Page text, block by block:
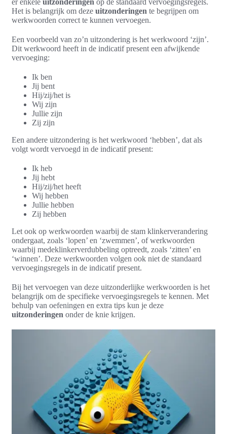
er enkele uitzonderingen op de standaard vervoegingsregels.
Het is belangrijk om deze uitzonderingen te begrijpen om
werkwoorden correct te kunnen vervoegen.
Een voorbeeld van zo’n uitzondering is het werkwoord ‘zijn’.
Dit werkwoord heeft in de indicatif present een afwijkende
vervoeging:
Ik ben
Jij bent
Hij/zij/het is
Wij zijn
Jullie zijn
Zij zijn
Een andere uitzondering is het werkwoord ‘hebben’, dat als
volgt wordt vervoegd in de indicatif present:
Ik heb
Jij hebt
Hij/zij/het heeft
Wij hebben
Jullie hebben
Zij hebben
Let ook op werkwoorden waarbij de stam klinkerverandering
ondergaat, zoals ‘lopen’ en ‘zwemmen’, of werkwoorden
waarbij medeklinkerverdubbeling optreedt, zoals ‘zitten’ en
‘winnen’. Deze werkwoorden volgen ook niet de standaard
vervoegingsregels in de indicatif present.
Bij het vervoegen van deze uitzonderlijke werkwoorden is het
belangrijk om de specifieke vervoegingsregels te kennen. Met
behulp van oefeningen en extra tips kun je deze
uitzonderingen onder de knie krijgen.